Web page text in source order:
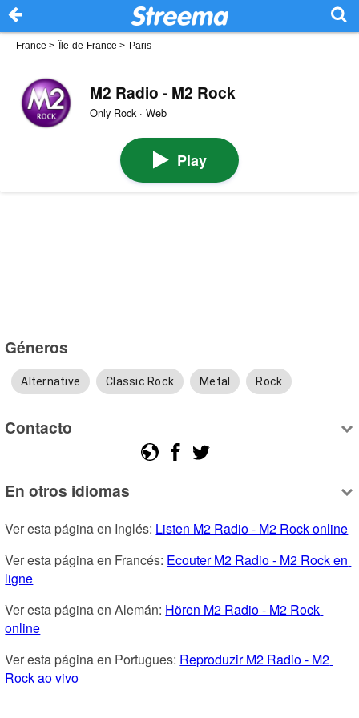
France > Île-de-France > Paris
M2 Radio - M2 Rock
Only Rock · Web
Play
Géneros
Alternative Classic Rock Metal Rock
Contacto
En otros idiomas
Ver esta página en Inglés: Listen M2 Radio - M2 Rock online
Ver esta página en Francés: Ecouter M2 Radio - M2 Rock en
ligne
Ver esta página en Alemán: Hören M2 Radio - M2 Rock
online
Ver esta página en Portugues: Reproduzir M2 Radio - M2
Rock ao vivo